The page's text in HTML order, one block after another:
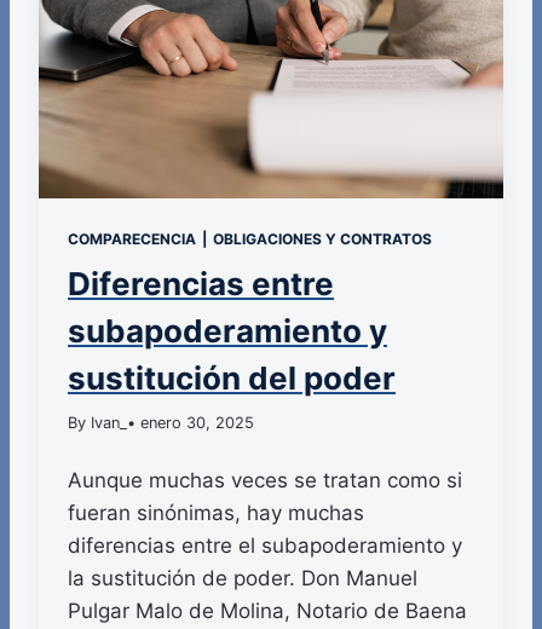
COMPARECENCIA OBLIGACIONES Y CONTRATOS
Diferencias entre
subapoderamiento y
sustitución del poder
By Ivan_ • enero 30, 2025
Aunque muchas veces se tratan como si
fueran sinónimas, hay muchas
diferencias entre el subapoderamiento y
la sustitución de poder. Don Manuel
Pulgar Malo de Molina, Notario de Baena